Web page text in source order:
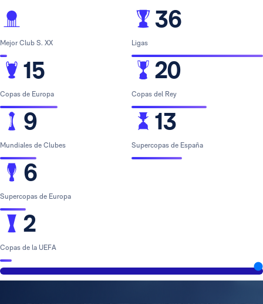
Mejor Club S. XX
15
Copas de Europa
9
Mundiales de Clubes
6
Supercopas de Europa
2
Copas de la UEFA
36
Ligas
20
Copas del Rey
13
Supercopas de España